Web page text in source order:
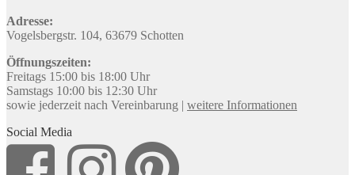
Adresse:
Vogelsbergstr. 104, 63679 Schotten
Öffnungszeiten:
Freitags 15:00 bis 18:00 Uhr
Samstags 10:00 bis 12:30 Uhr
sowie jederzeit nach Vereinbarung | weitere Informationen
Social Media